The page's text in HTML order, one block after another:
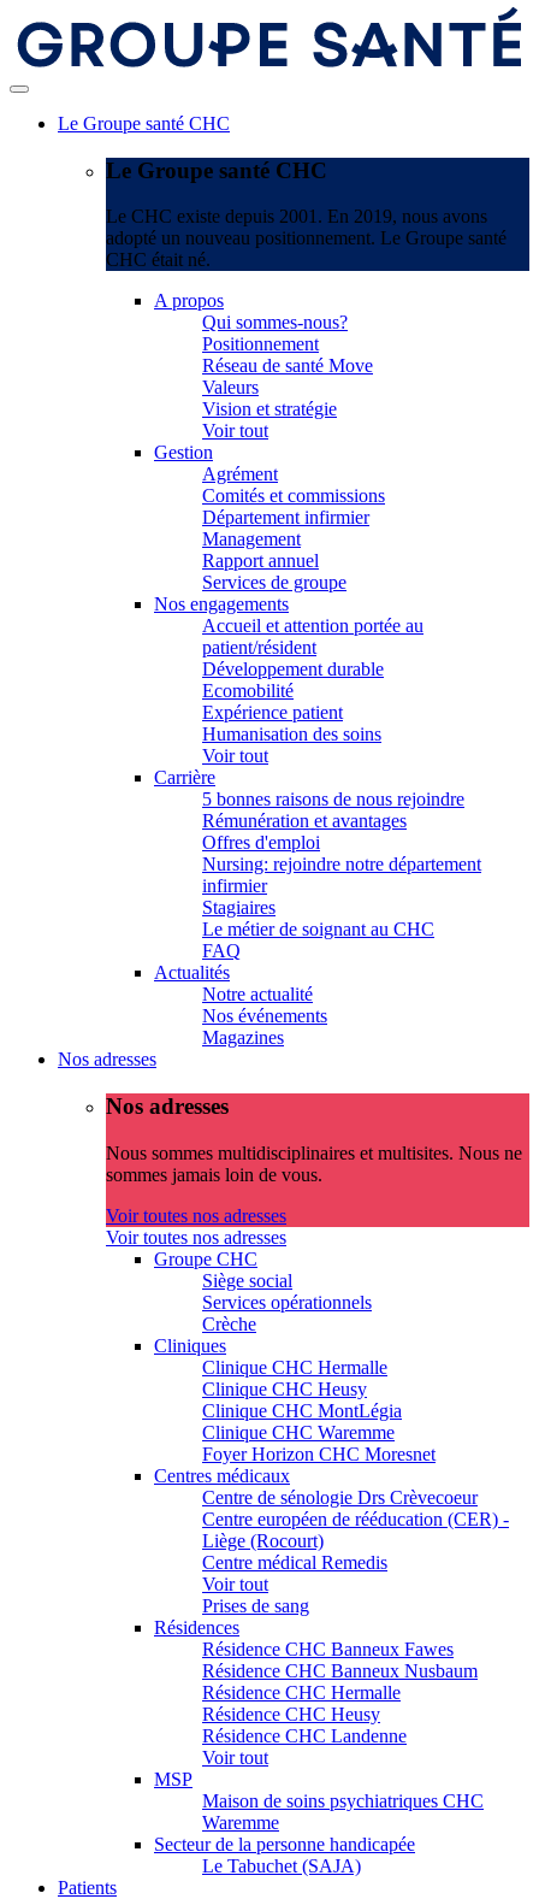
Le Groupe santé CHC
Le Groupe santé CHC
Le CHC existe depuis 2001. En 2019, nous avons
adopté un nouveau positionnement. Le Groupe santé
CHC était né.
A propos
Qui sommes-nous?
Positionnement
Réseau de santé Move
Valeurs
Vision et stratégie
Voir tout
Gestion
Agrément
Comités et commissions
Département infirmier
Management
Rapport annuel
Services de groupe
Nos engagements
Accueil et attention portée au
patient/résident
Développement durable
Ecomobilité
Expérience patient
Humanisation des soins
Voir tout
Carrière
5 bonnes raisons de nous rejoindre
Rémunération et avantages
Offres d'emploi
Nursing: rejoindre notre département
infirmier
Stagiaires
Le métier de soignant au CHC
FAQ
Actualités
Notre actualité
Nos événements
Magazines
Nos adresses
Nos adresses
Nous sommes multidisciplinaires et multisites. Nous ne
sommes jamais loin de vous.
Voir toutes nos adresses
Voir toutes nos adresses
Groupe CHC
Siège social
Services opérationnels
Crèche
Cliniques
Clinique CHC Hermalle
Clinique CHC Heusy
Clinique CHC MontLégia
Clinique CHC Waremme
Foyer Horizon CHC Moresnet
Centres médicaux
Centre de sénologie Drs Crèvecoeur
Centre européen de rééducation (CER) -
Liège (Rocourt)
Centre médical Remedis
Voir tout
Prises de sang
Résidences
Résidence CHC Banneux Fawes
Résidence CHC Banneux Nusbaum
Résidence CHC Hermalle
Résidence CHC Heusy
Résidence CHC Landenne
Voir tout
MSP
Maison de soins psychiatriques CHC
Waremme
Secteur de la personne handicapée
Le Tabuchet (SAJA)
Patients